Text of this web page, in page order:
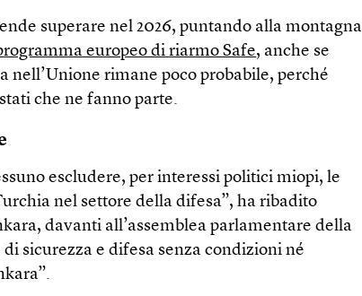
superare nel 2026, puntando alla montagna
europeo di riarmo Safe, anche se
nell’Unione rimane poco probabile, perché
che ne fanno parte.
escludere, per interessi politici miopi, le
nel settore della difesa”, ha ribadito
davanti all’assemblea parlamentare della
sicurezza e difesa senza condizioni né